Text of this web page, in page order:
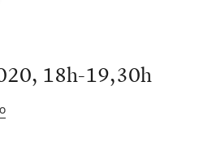
18h-19,30h